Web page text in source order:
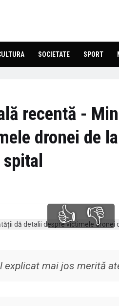
SOCIETATE SPORT
recentă -
dronei de
👍 👎
mai jos merită